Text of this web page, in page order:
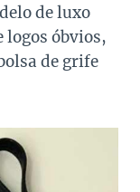
de luxo
logos óbvios,
de grife